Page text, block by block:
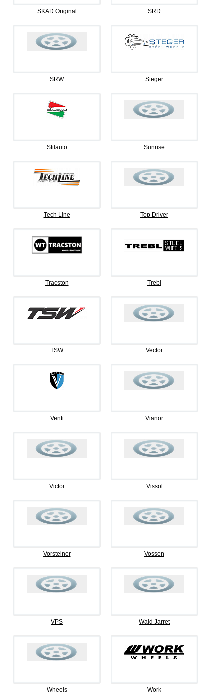
SKAD Original SRD
SRW Steger
Stilauto Sunrise
Tech Line Top Driver
Tracston Trebl
TSW Vector
Venti Vianor
Victor Vissol
Vorsteiner Vossen
VPS Wald Jarret
Wheels Work